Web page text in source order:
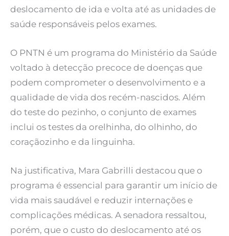
deslocamento de ida e volta até as unidades de
saúde responsáveis pelos exames.
O PNTN é um programa do Ministério da Saúde
voltado à detecção precoce de doenças que
podem comprometer o desenvolvimento e a
qualidade de vida dos recém-nascidos. Além
do teste do pezinho, o conjunto de exames
inclui os testes da orelhinha, do olhinho, do
coraçãozinho e da linguinha.
Na justificativa, Mara Gabrilli destacou que o
programa é essencial para garantir um início de
vida mais saudável e reduzir internações e
complicações médicas. A senadora ressaltou,
porém, que o custo do deslocamento até os